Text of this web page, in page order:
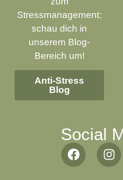
Stressmanagement:
schau dich in
unserem Blog-
Bereich um!
Anti-Stress
Blog
Social